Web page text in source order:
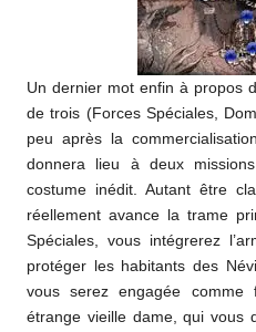
Un dernier mot enfin à propos
de trois (Forces Spéciales,
peu après la
donnera lieu à deux
costume inédit. Autant être
réellement avance la trame
Spéciales, vous intégrerez
protéger les habitants des
vous serez engagée
étrange vieille dame, qui vous